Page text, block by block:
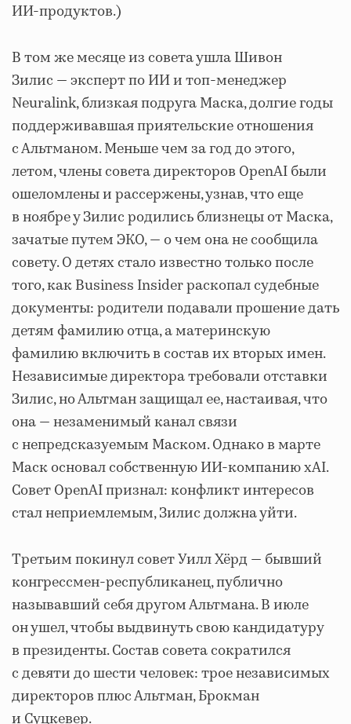
ИИ-продуктов.)
В том же месяце из совета ушла Шивон
Зилис — эксперт по ИИ и топ-менеджер
Neuralink, близкая подруга Маска, долгие годы
поддерживавшая приятельские отношения
с Альтманом. Меньше чем за год до этого,
летом, члены совета директоров OpenAI были
ошеломлены и рассержены, узнав, что еще
в ноябре у Зилис родились близнецы от Маска,
зачатые путем ЭКО, — о чем она не сообщила
совету. О детях стало известно только после
того, как Business Insider раскопал судебные
документы: родители подавали прошение дать
детям фамилию отца, а материнскую
фамилию включить в состав их вторых имен.
Независимые директора требовали отставки
Зилис, но Альтман защищал ее, настаивая, что
она — незаменимый канал связи
с непредсказуемым Маском. Однако в марте
Маск основал собственную ИИ-компанию xAI.
Совет OpenAI признал: конфликт интересов
стал неприемлемым, Зилис должна уйти.
Третьим покинул совет Уилл Хёрд — бывший
конгрессмен-республиканец, публично
называвший себя другом Альтмана. В июле
он ушел, чтобы выдвинуть свою кандидатуру
в президенты. Состав совета сократился
с девяти до шести человек: трое независимых
директоров плюс Альтман, Брокман
и Суцкевер.